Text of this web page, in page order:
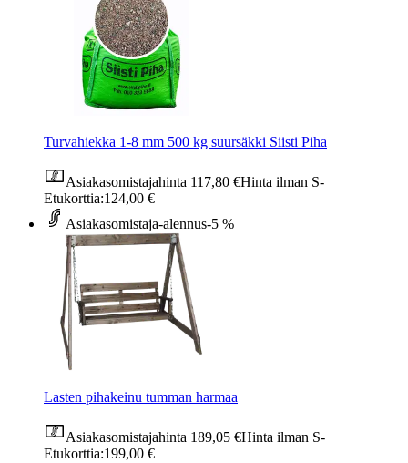
Turvahiekka 1-8 mm 500 kg suursäkki Siisti Piha
Asiakasomistajahinta 117,80 €Hinta ilman S-
Etukorttia:124,00 €
Asiakasomistaja-alennus-5 %
Lasten pihakeinu tumman harmaa
Asiakasomistajahinta 189,05 €Hinta ilman S-
Etukorttia:199,00 €